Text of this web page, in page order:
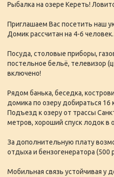
Рыбалка на озере Кереть!
Приглашаем Вас посетить наш
Домик рассчитан на 4-6 человек.
Посуда, столовые приборы,
постельное бельё, телевизор
включено!
Рядом банька, беседка,
домика по озеру добираться
Подъезд к озеру от трассы
метров, хороший спуск лодок в
За дополнительную плату
отдыха и бензогенератора (500
Мобильная связь устойчивая у